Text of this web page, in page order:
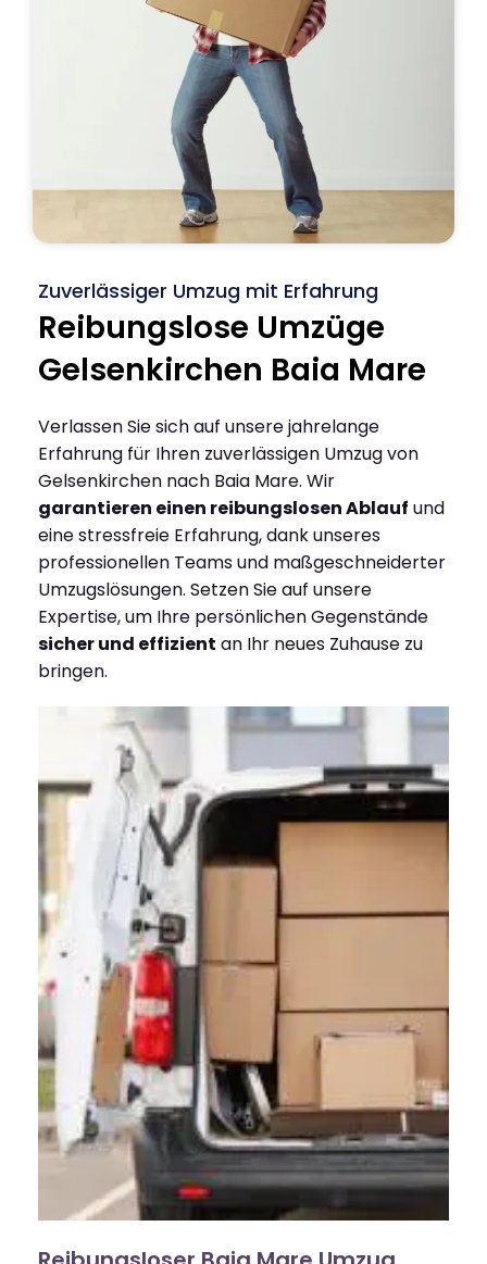
Zuverlässiger Umzug mit Erfahrung
Reibungslose Umzüge
Gelsenkirchen Baia Mare
Verlassen Sie sich auf unsere jahrelange
Erfahrung für Ihren zuverlässigen Umzug von
Gelsenkirchen nach Baia Mare. Wir
garantieren einen reibungslosen Ablauf und
eine stressfreie Erfahrung, dank unseres
professionellen Teams und maßgeschneiderter
Umzugslösungen. Setzen Sie auf unsere
Expertise, um Ihre persönlichen Gegenstände
sicher und effizient an Ihr neues Zuhause zu
bringen.